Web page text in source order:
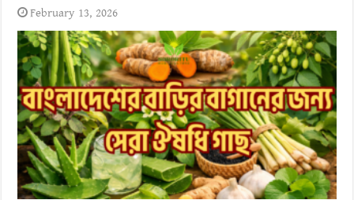
February 13, 2026